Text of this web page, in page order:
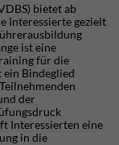
bietet ab
Interessierte gezielt
ist eine
für die
Bindeglied
der
Interessierten eine
in die